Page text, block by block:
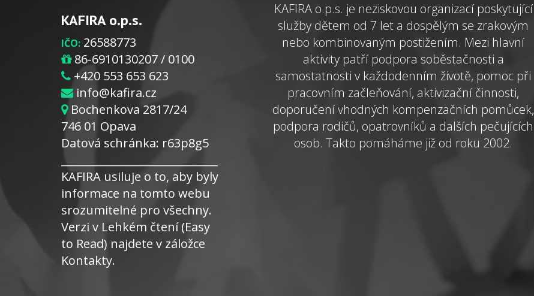
KAFIRA o.p.s.
IČO: 26588773
86-6910130207 / 0100
+420 553 653 623
info@kafira.cz
Bochenkova 2817/24
746 01 Opava
Datová schránka: r63p8g5
KAFIRA usiluje o to, aby byly
informace na tomto webu
srozumitelné pro všechny.
Verzi v Lehkém čtení (Easy
to Read) najdete v záložce
Kontakty.
KAFIRA o.p.s. je neziskovou organizací poskytující
služby dětem od 7 let a dospělým se zrakovým
nebo kombinovaným postižením. Mezi hlavní
aktivity patří podpora soběstačnosti a
samostatnosti v každodenním životě, pomoc při
pracovním začleňování, aktivizační činnosti,
doporučení vhodných kompenzačních pomůcek,
podpora rodičů, opatrovníků a dalších pečujících
osob. Takto pomáháme již od roku 2002.